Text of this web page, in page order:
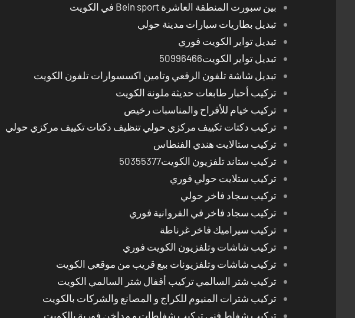
بين سبورت المنطقة العاشرة Bein sport في الكويت
تبديل بطاريات سيارات مدينة حولي
تبديل تواير الكويت فوري
تبديل تواير الكويت50996466
تبديل شاشة تلفون الرقعي وتامين اكسسوارات تلفون الكويت
تركيب أحبار طابعات حديثة ملونة الكويت
تركيب خيام للأفراح والمناسبات رخيص
تركيب دكتات تكييف مركزي حولي تنظيف دكتات تكييف مركزي حولي
تركيب ستالايت هندي الفنطاس
تركيب ستاند تلفزيون الكويت50355377
تركيب ستلايت حولي فوري
تركيب سجاد فاخر حولي
تركيب سجاد فاخر في الفروانية فوري
تركيب سيراميك فاخر غرناطة
تركيب شاشات وتلفزيون الكويت فوري
تركيب شاشات وتلفزيونات بيع قريب من موقعي الكويت
تركيب شتر السالمي تركيب أقفال شتر السالمي الكويت
تركيب شترات المنيوم للكراج و المصانع والشركات بالكويت
تركيب شفاط فني تركيب شفاطات و مداخن فورية بالكويت